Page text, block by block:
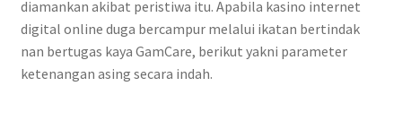
diamankan akibat peristiwa itu. Apabila kasino internet
digital online duga bercampur melalui ikatan bertindak
nan bertugas kaya GamCare, berikut yakni parameter
ketenangan asing secara indah.